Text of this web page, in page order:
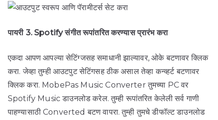
पायरी 3. Spotify संगीत रूपांतरित करण्यास प्रारंभ करा
एकदा आपण आपल्या सेटिंग्जसह समाधानी झाल्यावर, ओके बटणावर क्लिक
करा. जेव्हा तुम्ही आउटपुट सेटिंगसह ठीक असाल तेव्हा कन्व्हर्ट बटणावर
क्लिक करा. MobePas Music Converter तुमच्या PC वर
Spotify Music डाउनलोड करेल. तुम्ही रूपांतरित केलेली सर्व गाणी
पाहण्यासाठी Converted बटण वापरा. तुम्ही तुमचे डीफॉल्ट डाउनलोड